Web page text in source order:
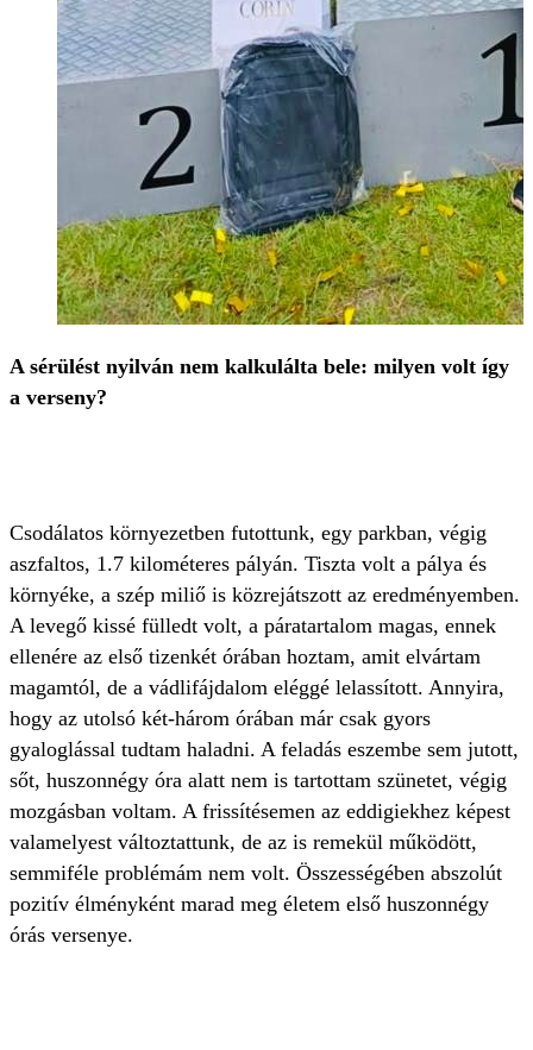
A sérülést nyilván nem kalkulálta bele: milyen volt így
a verseny?
Csodálatos környezetben futottunk, egy parkban, végig
aszfaltos, 1.7 kilométeres pályán. Tiszta volt a pálya és
környéke, a szép miliő is közrejátszott az eredményemben.
A levegő kissé fülledt volt, a páratartalom magas, ennek
ellenére az első tizenkét órában hoztam, amit elvártam
magamtól, de a vádlifájdalom eléggé lelassított. Annyira,
hogy az utolsó két-három órában már csak gyors
gyaloglással tudtam haladni. A feladás eszembe sem jutott,
sőt, huszonnégy óra alatt nem is tartottam szünetet, végig
mozgásban voltam. A frissítésemen az eddigiekhez képest
valamelyest változtattunk, de az is remekül működött,
semmiféle problémám nem volt. Összességében abszolút
pozitív élményként marad meg életem első huszonnégy
órás versenye.